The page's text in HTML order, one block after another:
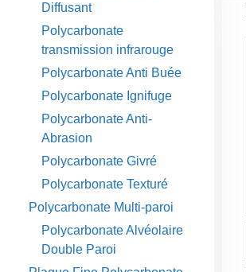
Diffusant
Polycarbonate
transmission infrarouge
Polycarbonate Anti Buée
Polycarbonate Ignifuge
Polycarbonate Anti-
Abrasion
Polycarbonate Givré
Polycarbonate Texturé
Polycarbonate Multi-paroi
Polycarbonate Alvéolaire
Double Paroi